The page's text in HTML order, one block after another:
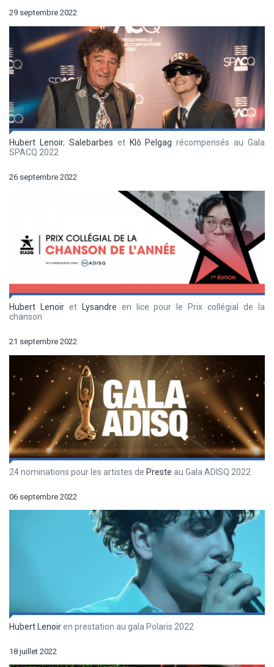
29 septembre 2022
Hubert Lenoir, Salebarbes et Klô Pelgag récompensés au Gala
SPACQ 2022
26 septembre 2022
Hubert Lenoiret Lysandre en lice pour le Prix collégial de la
chanson
21 septembre 2022
24 nominations pour les artistes de Preste au Gala ADISQ 2022
06 septembre 2022
Hubert Lenoiren prestation au gala Polaris 2022
18 juillet 2022